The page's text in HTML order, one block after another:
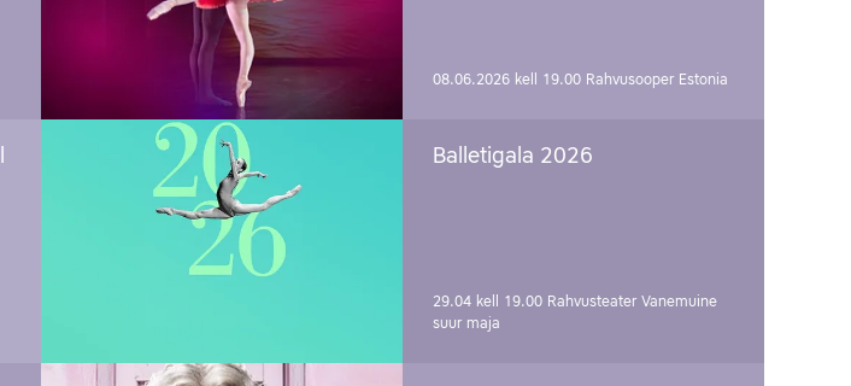
08.06.2026 kell 19.00 Rahvusooper Estonia
Balletigala 2026
29.04 kell 19.00 Rahvusteater Vanemuine
suur maja